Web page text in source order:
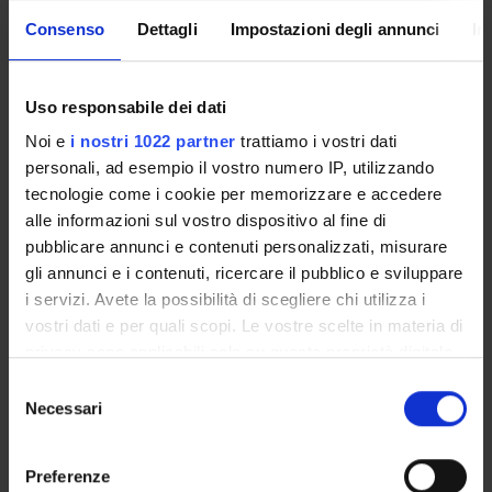
Consenso Dettagli Impostazioni degli annunci
Uso responsabile dei dati
Noi e i nostri 1022 partner trattiamo i vostri dati
personali, ad esempio il vostro numero IP, utilizzando
tecnologie come i cookie per memorizzare e accedere
alle informazioni sul vostro dispositivo al fine di
pubblicare annunci e contenuti personalizzati, misurare
gli annunci e i contenuti, ricercare il pubblico e sviluppare
i servizi. Avete la possibilità di scegliere chi utilizza i
vostri dati e per quali scopi. Le vostre scelte in materia di
modificare o revocare il proprio consenso in qualsiasi
momento dalla Dichiarazione sui cookie o facendo clic
delNecessari
Preferenze
Piani didattici
Bacheca avvisi
Organi collegiali e di governo
Rete formativa
Servizio Studenti Internazionali
OFFERTA FORMATIVA
CORSI DI LAUREA
CORSI DI LAUREA MAGISTRALE